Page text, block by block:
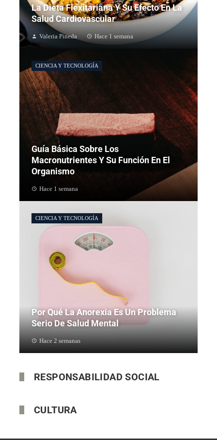
La Dieta Flexitariana Y Su Efecto En La
Salud Cardiovascular
Valeria Pineda Hace 1 semana
CIENCIA Y TECNOLOGÍA
Guía Básica Sobre Los
Macronutrientes Y Su Función En El
Organismo
Hace 1 semana
CIENCIA Y TECNOLOGÍA
Por Qué La Anorexia Es Un Problema
Serio De Salud Mental
Hace 2 semanas
RESPONSABILIDAD SOCIAL
CULTURA